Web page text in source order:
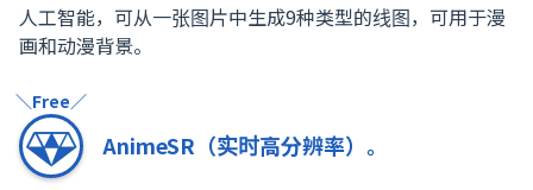
人工智能，可从一张图片中生成9种类型的线图，可用于漫
画和动漫背景。
＼Free／
AnimeSR（实时高分辨率）。